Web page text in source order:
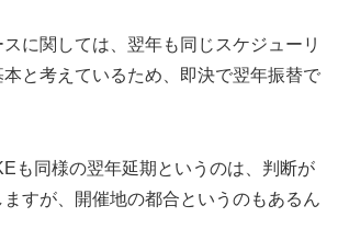
に関しては、翌年も同じスケジューリ
と考えているため、即決で翌年振替で
も同様の翌年延期というのは、判断が
すが、開催地の都合というのもあるん